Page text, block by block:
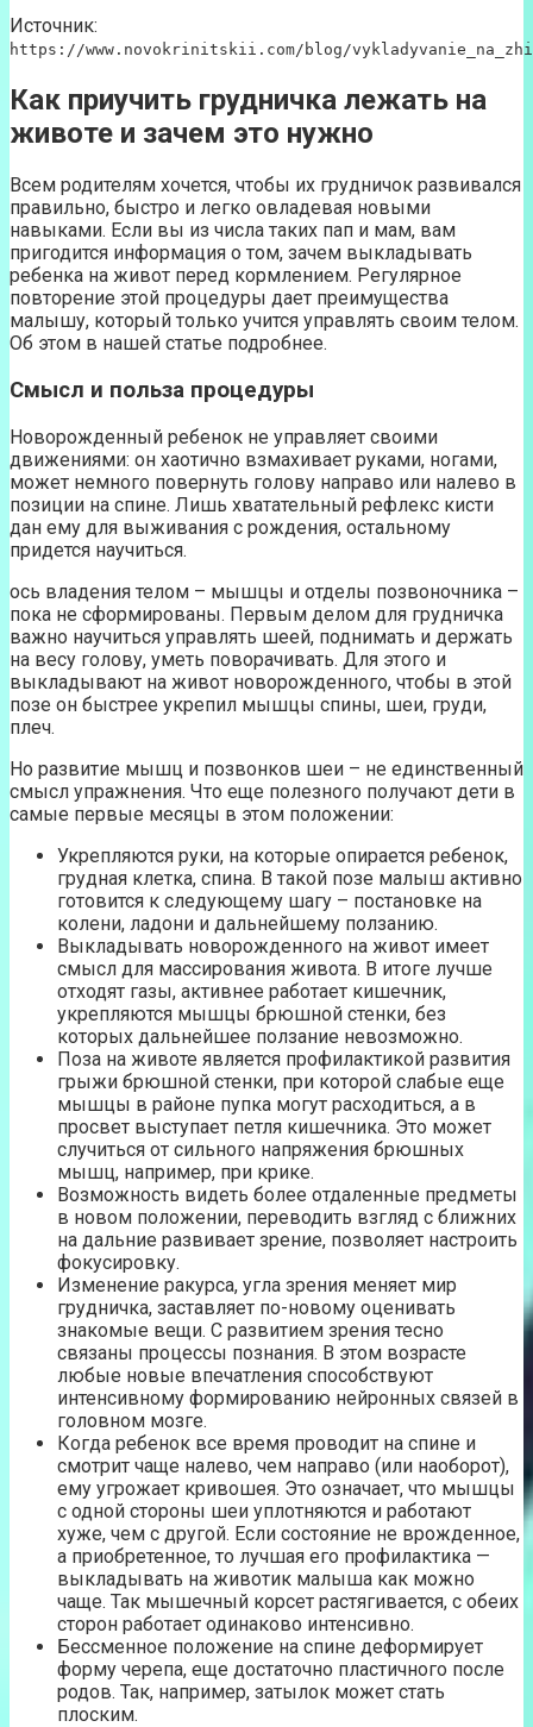
Источник:
https://www.novokrinitskii.com/blog/
Как приучить грудничка лежать на
животе и зачем это нужно
Всем родителям хочется, чтобы их грудничок развивался
правильно, быстро и легко овладевая новыми
навыками. Если вы из числа таких пап и мам, вам
пригодится информация о том, зачем выкладывать
ребенка на живот перед кормлением. Регулярное
повторение этой процедуры дает преимущества
малышу, который только учится управлять своим телом.
Об этом в нашей статье подробнее.
Смысл и польза процедуры
Новорожденный ребенок не управляет своими
движениями: он хаотично взмахивает руками, ногами,
может немного повернуть голову направо или налево в
позиции на спине. Лишь хватательный рефлекс кисти
дан ему для выживания с рождения, остальному
придется научиться.
ось владения телом – мышцы и отделы позвоночника –
пока не сформированы. Первым делом для грудничка
важно научиться управлять шеей, поднимать и держать
на весу голову, уметь поворачивать. Для этого и
выкладывают на живот новорожденного, чтобы в этой
позе он быстрее укрепил мышцы спины, шеи, груди,
плеч.
Но развитие мышц и позвонков шеи – не единственный
смысл упражнения. Что еще полезного получают дети в
самые первые месяцы в этом положении:
Укрепляются руки, на которые опирается ребенок,
грудная клетка, спина. В такой позе малыш активно
готовится к следующему шагу – постановке на
колени, ладони и дальнейшему ползанию.
Выкладывать новорожденного на живот имеет
смысл для массирования живота. В итоге лучше
отходят газы, активнее работает кишечник,
укрепляются мышцы брюшной стенки, без
которых дальнейшее ползание невозможно.
Поза на животе является профилактикой развития
грыжи брюшной стенки, при которой слабые еще
мышцы в районе пупка могут расходиться, а в
просвет выступает петля кишечника. Это может
случиться от сильного напряжения брюшных
мышц, например, при крике.
Возможность видеть более отдаленные предметы
в новом положении, переводить взгляд с ближних
на дальние развивает зрение, позволяет настроить
фокусировку.
Изменение ракурса, угла зрения меняет мир
грудничка, заставляет по-новому оценивать
знакомые вещи. С развитием зрения тесно
связаны процессы познания. В этом возрасте
любые новые впечатления способствуют
интенсивному формированию нейронных связей в
головном мозге.
Когда ребенок все время проводит на спине и
смотрит чаще налево, чем направо (или наоборот),
ему угрожает кривошея. Это означает, что мышцы
с одной стороны шеи уплотняются и работают
хуже, чем с другой. Если состояние не врожденное,
а приобретенное, то лучшая его профилактика —
выкладывать на животик малыша как можно
чаще. Так мышечный корсет растягивается, с обеих
сторон работает одинаково интенсивно.
Бессменное положение на спине деформирует
форму черепа, еще достаточно пластичного после
родов. Так, например, затылок может стать
плоским.